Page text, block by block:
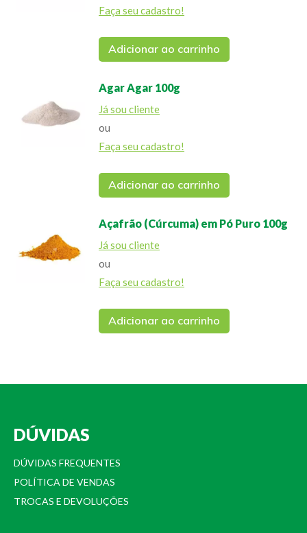
Faça seu cadastro!
Adicionar ao carrinho
Agar Agar 100g
Já sou cliente
ou
Faça seu cadastro!
Adicionar ao carrinho
Açafrão (Cúrcuma) em Pó Puro 100g
Já sou cliente
ou
Faça seu cadastro!
Adicionar ao carrinho
DÚVIDAS
DÚVIDAS FREQUENTES
POLÍTICA DE VENDAS
TROCAS E DEVOLUÇÕES